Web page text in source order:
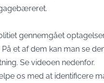
gennemgået
et af dem kan man se
Se videoen nedenfor.
os med at identificere